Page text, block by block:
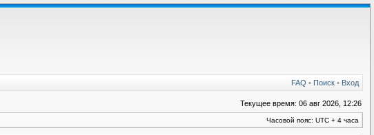
FAQ • Поиск • Вход
Текущее время: 06 авг 2026, 12:26
Часовой пояс: UTC + 4 часа